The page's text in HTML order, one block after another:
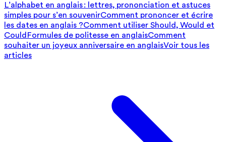
L’alphabet en anglais : lettres, prononciation et astuces
simples pour s’en souvenirComment prononcer et écrire
les dates en anglais ?Comment utiliser Should, Would et
Could Formules de politesse en anglaisComment
souhaiter un joyeux anniversaire en anglaisVoir tous les
articles